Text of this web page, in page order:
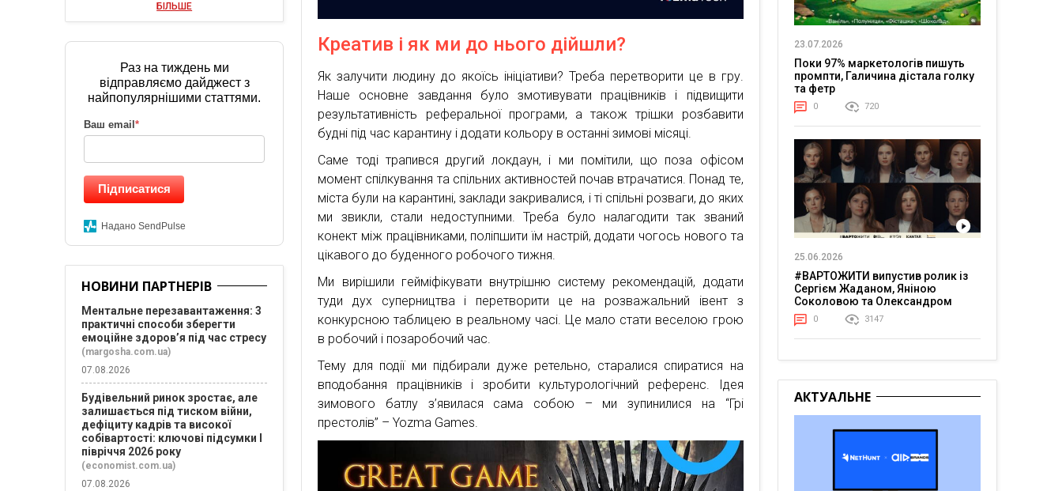
Креатив і як ми до нього дійшли?
Як залучити людину до якоїсь ініціативи? Треба перетворити це в гру.
Наше основне завдання було змотивувати працівників і підвищити
результативність реферальної програми, а також трішки розбавити
будні під час карантину і додати кольору в останні зимові місяці.
Саме тоді трапився другий локдаун, і ми помітили, що поза офісом
момент спілкування та спільних активностей почав втрачатися. Понад те,
міста були на карантині, заклади закривалися, і ті спільні розваги, до яких
ми звикли, стали недоступними. Треба було налагодити так званий
конект між працівниками, поліпшити їм настрій, додати чогось нового та
цікавого до буденного робочого тижня.
Ми вирішили гейміфікувати внутрішню систему рекомендацій, додати
туди дух суперництва і перетворити це на розважальний івент з
конкурсною таблицею в реальному часі. Це мало стати веселою грою
в робочий і позаробочий час.
Тему для події ми підбирали дуже ретельно, старалися спиратися на
вподобання працівників і зробити культурологічний референс. Ідея
зимового батлу з’явилася сама собою – ми зупинилися на “Грі
престолів” – Yozma Games.
БІЛЬШЕ
Раз на тиждень ми
відправляємо дайджест з
найпопулярнішими статтями.
Ваш email *
Підписатися
Надано SendPulse
НОВИНИ ПАРТНЕРІВ
Ментальне перезавантаження: 3
практичні способи зберегти
емоційне здоров’я під час стресу
(margosha.com.ua)
07.08.2026
Будівельний ринок зростає, але
залишається під тиском війни,
дефіциту кадрів та високої
собівартості: ключові підсумки І
півріччя 2026 року
(economist.com.ua)
07.08.2026
23.07.2026
Поки 97% маркетологів пишуть
промпти, Галичина дістала голку
та фетр
0 720
25.06.2026
#ВАРТОЖИТИ випустив ролик із
Сергієм Жаданом, Яніною
Соколовою та Олександром
Тереном про життя в постійній
напрузі
0 3147
АКТУАЛЬНЕ